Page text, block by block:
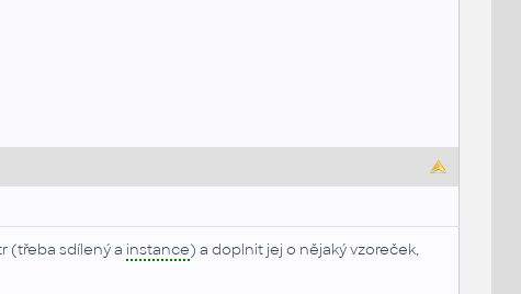
(třeba sdílený a instance) a doplnit jej o nějaký vzoreček,